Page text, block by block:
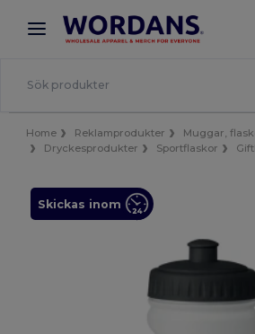
× Wordans-app
Bättre priser i appen!
Home Reklamprodukter
Muggar,
Dryckesprodukter
Sportflaskor
Skickas inom